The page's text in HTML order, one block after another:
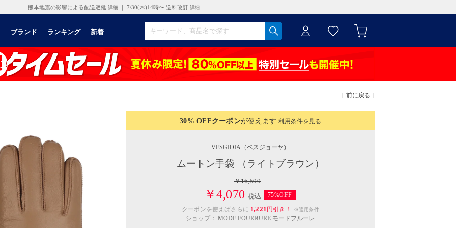
熊本地震の影響による配送遅延 詳細 ｜ 7/30(木)14時〜 送料改訂 詳細
ブランド ランキング 新着
[ 前に戻る ]
30% OFFクーポンが使えます 利用条件を見る
VESGIOIA （ベスジョーヤ）
ムートン手袋 （ライトブラウン）
￥16,500
￥4,070 税込
75%OFF
クーポンを使えばさらに 1,221 円引き！ ※適用条件
ショップ： MODE FOURRURE モードフルーレ